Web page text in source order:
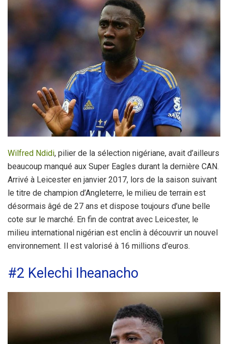
Wilfred Ndidi, pilier de la sélection nigériane, avait d’ailleurs
beaucoup manqué aux Super Eagles durant la dernière CAN.
Arrivé à Leicester en janvier 2017, lors de la saison suivant
le titre de champion d’Angleterre, le milieu de terrain est
désormais âgé de 27 ans et dispose toujours d’une belle
cote sur le marché. En fin de contrat avec Leicester, le
milieu international nigérian est enclin à découvrir un nouvel
environnement. Il est valorisé à 16 millions d’euros.
#2 Kelechi Iheanacho